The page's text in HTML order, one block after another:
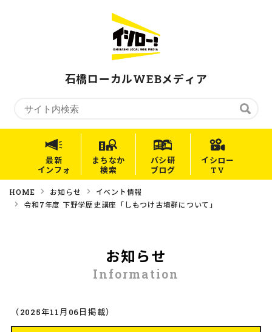
石橋ローカルWEBメディア
最新
インフォ
まちなか
検索
バシ研
ブログ
イシロー
TV
HOME お知らせ
イベント情報
令和7年度 下野学歴史講座「しもつけ古墳群について」
お知らせ
Information
（2025年11月06日掲載）